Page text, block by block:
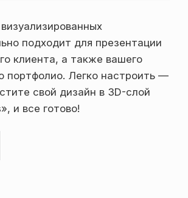
подходит для презентации
клиента, а также вашего
портфолио. Легко настроить —
свой дизайн в 3D-слой
и все готово!